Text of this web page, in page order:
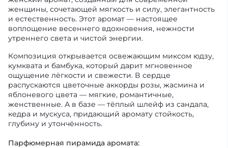
женщины, сочетающей мягкость и силу, элегантность
и естественность. Этот аромат — настоящее
воплощение весеннего вдохновения, нежности
утреннего света и чистой энергии.
Композиция открывается освежающим миксом юдзу,
кумквата и бамбука, который дарит мгновенное
ощущение лёгкости и свежести. В сердце
распускаются цветочные аккорды розы, жасмина и
яблоневого цвета — мягкие, романтичные,
женственные. А в базе — тёплый шлейф из сандала,
кедра и мускуса, придающий аромату стойкость,
глубину и утончённость.
Парфюмерная пирамида аромата: